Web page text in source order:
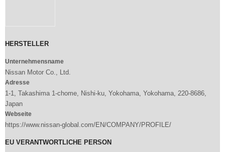
HERSTELLER
Unternehmensname
Nissan Motor Co., Ltd.
Adresse
1-1, Takashima 1-chome, Nishi-ku, Yokohama, Yokohama, 220-8686,
Japan
Webseite
https://www.nissan-global.com/EN/COMPANY/PROFILE/
EU VERANTWORTLICHE PERSON